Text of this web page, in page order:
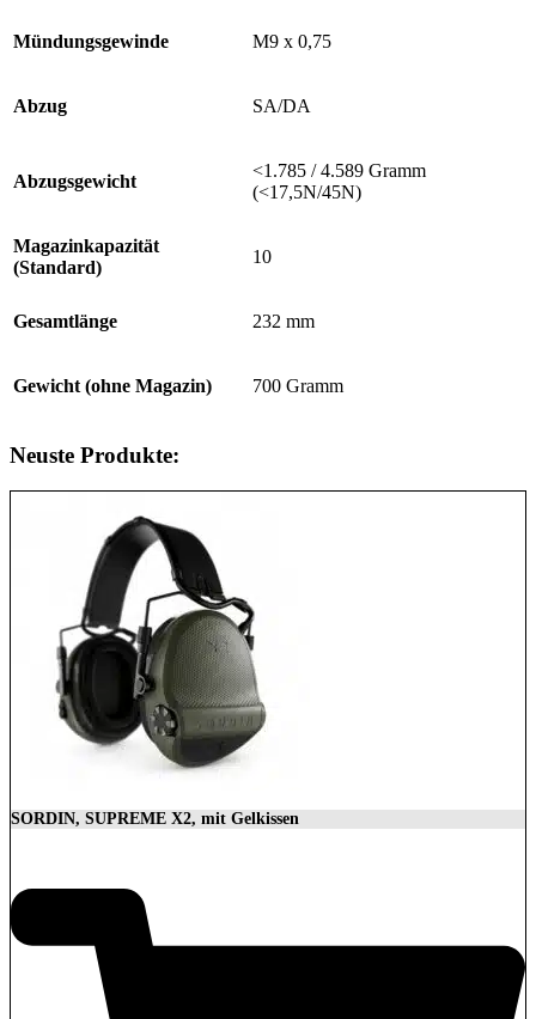
Mündungsgewinde M9 x 0,75
Abzug SA/DA
Abzugsgewicht
<1.785 / 4.589 Gramm
(<17,5N/45N)
Magazinkapazität
(Standard)
10
Gesamtlänge 232 mm
Gewicht (ohne Magazin) 700 Gramm
Neuste Produkte:
SORDIN, SUPREME X2, mit Gelkissen